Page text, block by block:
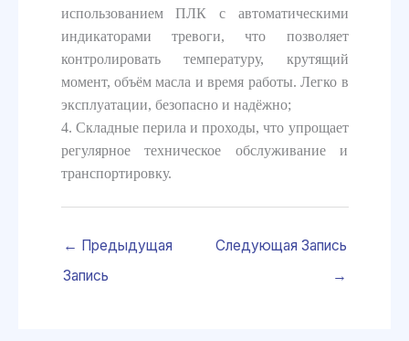
использованием ПЛК с автоматическими
индикаторами тревоги, что позволяет
контролировать температуру, крутящий
момент, объём масла и время работы. Легко в
эксплуатации, безопасно и надёжно;
4. Складные перила и проходы, что упрощает
регулярное техническое обслуживание и
транспортировку.
← Предыдущая
Запись
Следующая Запись
→